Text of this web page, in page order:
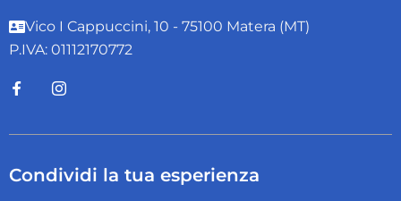
Vico I Cappuccini, 10 - 75100 Matera (MT)
P.IVA: 01112170772
Condividi la tua esperienza